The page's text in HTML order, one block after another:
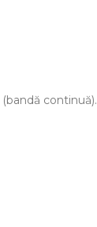
(bandă continuă).